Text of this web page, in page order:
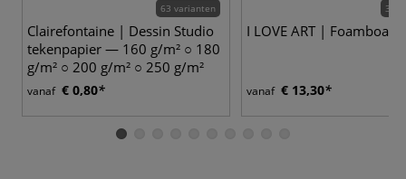
63 varianten
Clairefontaine | Dessin Studio
tekenpapier — 160 g/m² ○ 180
g/m² ○ 200 g/m² ○ 250 g/m²
vanaf € 0,80
3
I LOVE ART | Foamboard
vanaf € 13,30